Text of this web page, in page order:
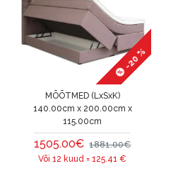
-20 %
MÕÕTMED (LxSxK)
140.00cm x 200.00cm x
115.00cm
1505.00€ 1881.00€
Või 12 kuud =125.41 €